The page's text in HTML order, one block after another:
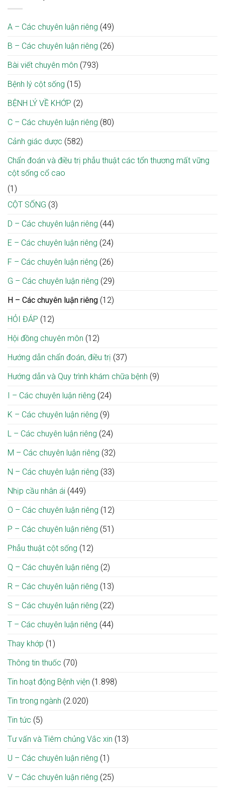
cao
tuổi
tối
ưu
trị
vi
giải
điệu
tâm,
A – Các chuyên luận riêng (49)
B – Các chuyên luận riêng (26)
Bài viết chuyên môn (793)
Bệnh lý cột sống (15)
BỆNH LÝ VỀ KHỚP (2)
C – Các chuyên luận riêng (80)
Cảnh giác dược (582)
Chẩn đoán và điều trị phẫu thuật các tổn thương mất vững
cột sống cổ cao
(1)
CỘT SỐNG (3)
D – Các chuyên luận riêng (44)
E – Các chuyên luận riêng (24)
F – Các chuyên luận riêng (26)
G – Các chuyên luận riêng (29)
H – Các chuyên luận riêng (12)
HỎI ĐÁP (12)
Hội đồng chuyên môn (12)
Hướng dẫn chẩn đoán, điều trị (37)
Hướng dẫn và Quy trình khám chữa bệnh (9)
I – Các chuyên luận riêng (24)
K – Các chuyên luận riêng (9)
L – Các chuyên luận riêng (24)
M – Các chuyên luận riêng (32)
N – Các chuyên luận riêng (33)
Nhịp cầu nhân ái (449)
O – Các chuyên luận riêng (12)
P – Các chuyên luận riêng (51)
Phẫu thuật cột sống (12)
Q – Các chuyên luận riêng (2)
R – Các chuyên luận riêng (13)
S – Các chuyên luận riêng (22)
T – Các chuyên luận riêng (44)
Thay khớp (1)
Thông tin thuốc (70)
Tin hoạt động Bệnh viện (1.898)
Tin trong ngành (2.020)
Tin tức (5)
Tư vấn và Tiêm chủng Vắc xin (13)
U – Các chuyên luận riêng (1)
V – Các chuyên luận riêng (25)